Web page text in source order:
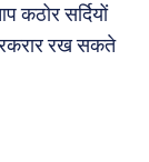
सर्दियों
रख सकते